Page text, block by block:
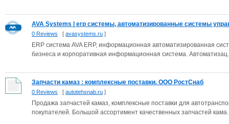
AVA Systems | erp системы, автоматизированные системы
0 Reviews [ avasystems.ru ]
ERP система AVA ERP, информационная автоматизированная
бизнеса и корпоративная информационная система.
Запчасти камаз : комплексные поставки. ООО РостСнаб
0 Reviews [ autotehsnab.ru ]
Продажа запчастей камаз, комплексные поставки для
покупателей. Большой ассортимент качественных запчастей